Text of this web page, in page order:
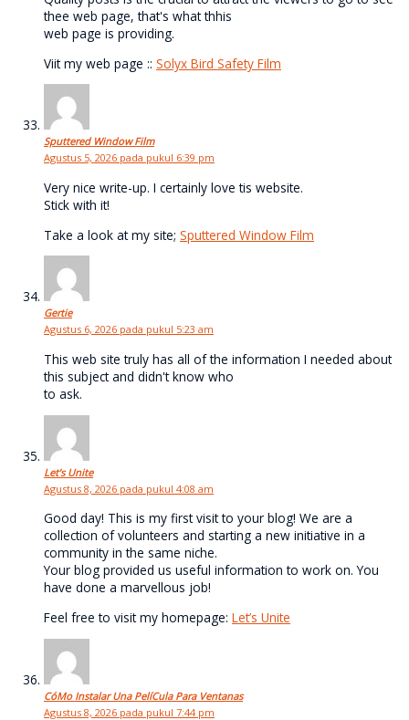
thee web page, that's what thhis
web page is providing.
Viit my web page :: Solyx Bird Safety Film
Sputtered Window Film
Agustus 5, 2026 pada pukul 6:39 pm
Very nice write-up. I certainly love tis website.
Stick with it!
Take a look at my site; Sputtered Window Film
Gertie
Agustus 6, 2026 pada pukul 5:23 am
This web site truly has all of the information I needed about
this subject and didn't know who
to ask.
Let’s Unite
Agustus 8, 2026 pada pukul 4:08 am
Good day! This is my first visit to your blog! We are a
collection of volunteers and starting a new initiative in a
community in the same niche.
Your blog provided us useful information to work on. You
have done a marvellous job!
Feel free to visit my homepage: Let’s Unite
CóMo Instalar Una PelíCula Para Ventanas
Agustus 8, 2026 pada pukul 7:44 pm